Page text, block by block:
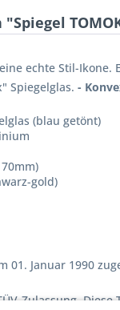
echte Stil-
Spiegelglas. -
(blau getönt)
gold)
01. Januar 1990
Zulassung.